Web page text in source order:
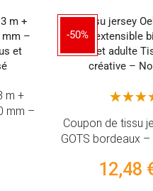
+
–
-50%
Coupon de tissu
GOTS bordeaux –
12,48 €